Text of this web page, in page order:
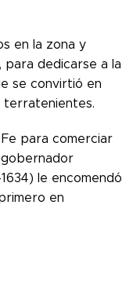
en la zona y
para dedicarse a la
se convirtió en
terratenientes.
para comerciar
gobernador
le encomendó
en